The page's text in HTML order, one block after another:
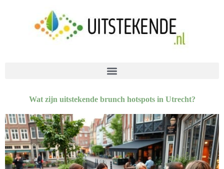
Wat zijn uitstekende brunch hotspots in Utrecht?